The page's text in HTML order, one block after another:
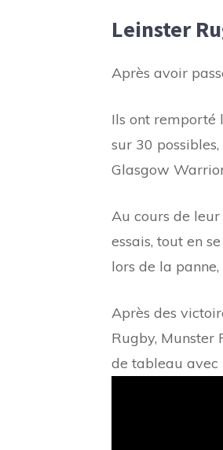
Leinster
Après avoir
Ils ont remporté
sur 30
Glasgow
Au cours de
essais, tout en
lors de la
Après des
Rugby, Munster
de tableau avec